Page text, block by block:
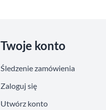
Twoje konto
Śledzenie zamówienia
Zaloguj się
Utwórz konto